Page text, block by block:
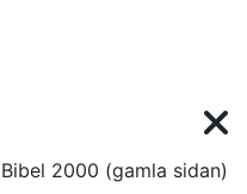
Bibel 2000 (gamla sidan)